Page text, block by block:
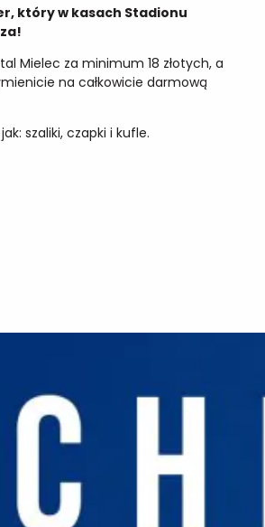
który w kasach Stadionu
Mielec za minimum 18 złotych, a
na całkowicie darmową
szaliki, czapki i kufle.